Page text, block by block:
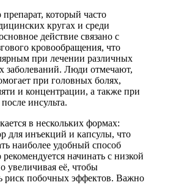
который часто
кругах и среди
действие связано с
кровообращения, что
при лечении различных
заболеваний. Люди отмечают,
при головных болях,
и концентрации, а также при
инсульта.
в нескольких формах:
для инъекций и капсулы, что
наиболее удобный способ
начинать с низкой
увеличивая её, чтобы
риск побочных эффектов. Важно